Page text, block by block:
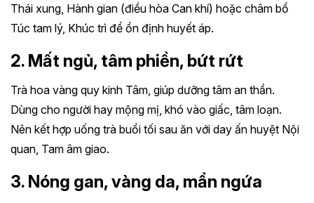
Thái xung, Hành gian (điều hòa Can khí) hoặc châm bổ
Túc tam lý, Khúc trì để ổn định huyết áp.
2. Mất ngủ, tâm phiền, bứt rứt
Trà hoa vàng quy kinh Tâm, giúp dưỡng tâm an thần.
Dùng cho người hay mộng mị, khó vào giấc, tâm loạn.
Nên kết hợp uống trà buổi tối sau ăn với day ấn huyệt Nội
quan, Tam âm giao.
3. Nóng gan, vàng da, mẩn ngứa